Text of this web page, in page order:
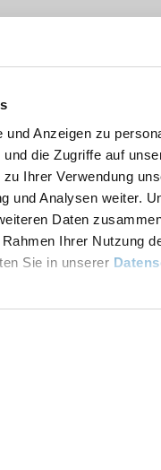
Anzeigen zu
die Zugriffe auf
Ihrer Verwendung
und Analysen weiter.
Daten
Ihrer Nutzung
Sie in unserer